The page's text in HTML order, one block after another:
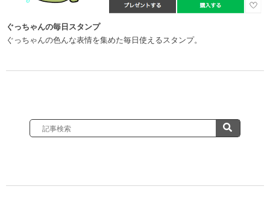
ぐっちゃんの毎日スタンプ
ぐっちゃんの色んな表情を集めた毎日使えるスタンプ。